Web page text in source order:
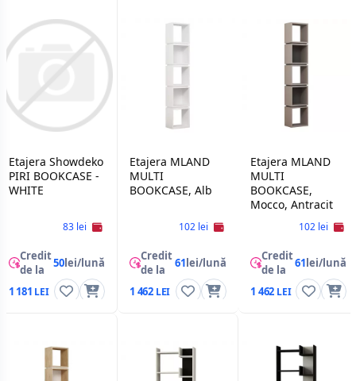
Etajera Showdeko
PIRI BOOKCASE -
WHITE
83 lei
Credit
de la
50lei/lună
1 181
Etajera MLAND
MULTI
BOOKCASE, Alb
102 lei
Credit
de la
61lei/lună
1 462
Etajera MLAND
MULTI
BOOKCASE,
Mocco, Antracit
102 lei
Credit
de la
61lei/lună
1 462